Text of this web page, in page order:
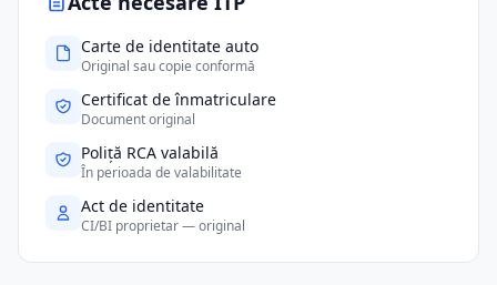
Carte de identitate auto
Original sau copie conformă
Certificat de înmatriculare
Document original
Poliță RCA valabilă
În perioada de valabilitate
Act de identitate
CI/BI proprietar — original